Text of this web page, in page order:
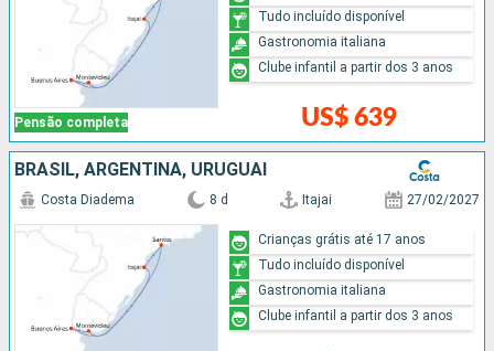
Pensão completa US$ 639
Tudo incluído disponível
Gastronomia italiana
Clube infantil a partir dos 3 anos
BRASIL, ARGENTINA, URUGUAI
Costa Diadema 8 d Itajai 27/02/2027
Crianças grátis até 17 anos
Tudo incluído disponível
Gastronomia italiana
Clube infantil a partir dos 3 anos